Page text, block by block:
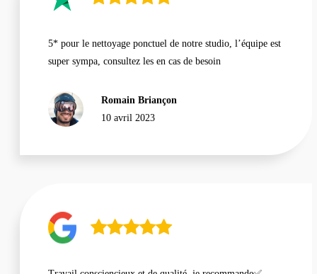
5* pour le nettoyage ponctuel de notre studio, l’équipe est
super sympa, consultez les en cas de besoin
Romain Briançon
10 avril 2023